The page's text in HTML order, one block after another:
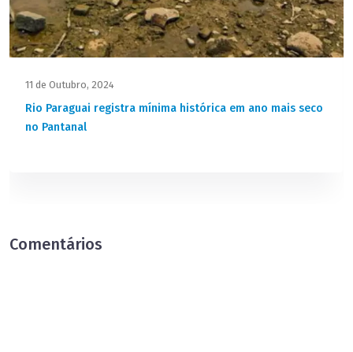
11 de Outubro, 2024
Rio Paraguai registra mínima histórica em ano mais seco
no Pantanal
Comentários